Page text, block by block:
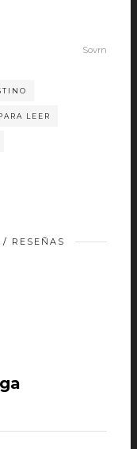
Sovrn
LEER
/ RESEÑAS